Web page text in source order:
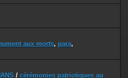
aux morts, para,
/ cérémonies patriotiques au